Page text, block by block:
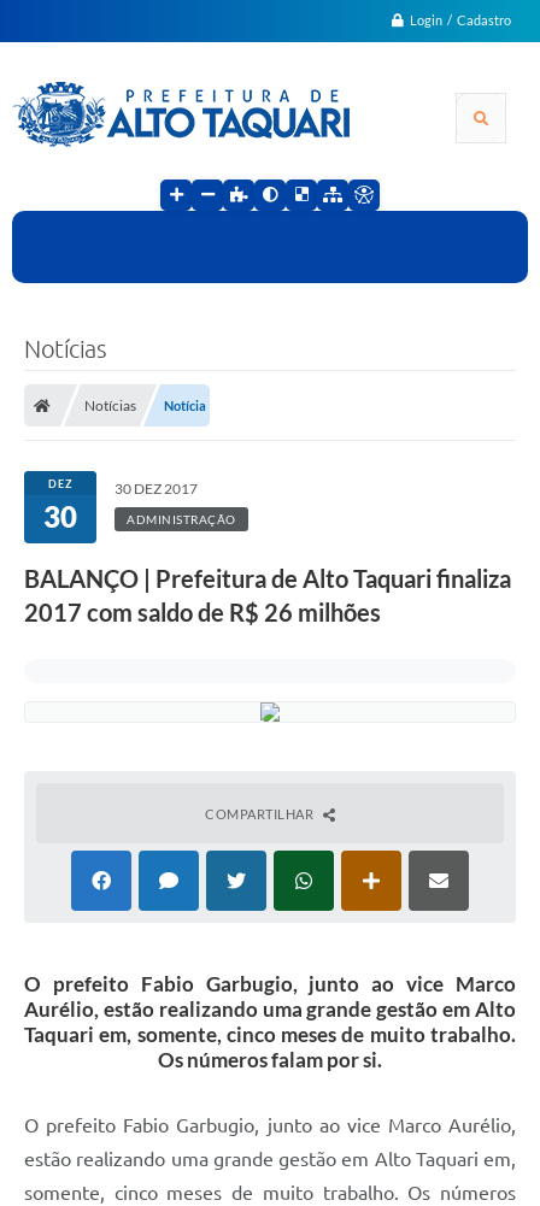
Login / Cadastro
Notícias
Notícias Notícia
DEZ
30
30 DEZ 2017
ADMINISTRAÇÃO
BALANÇO | Prefeitura de Alto Taquari finaliza
2017 com saldo de R$ 26 milhões
COMPARTILHAR
O prefeito Fabio Garbugio, junto ao vice Marco
Aurélio, estão realizando uma grande gestão em Alto
Taquari em, somente, cinco meses de muito trabalho.
Os números falam por si.
O prefeito Fabio Garbugio, junto ao vice Marco Aurélio,
estão realizando uma grande gestão em Alto Taquari em,
somente, cinco meses de muito trabalho. Os números